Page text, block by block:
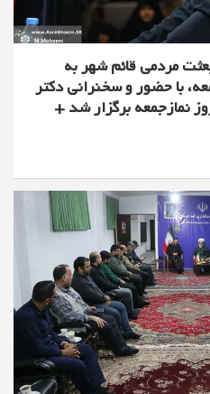
مردمی قائم شهر به
با حضور و سخنرانی دکتر
نمازجمعه برگزار شد +